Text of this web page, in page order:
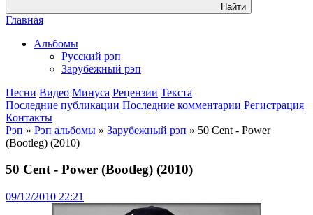
Найти
Главная
Альбомы
Русский рэп
Зарубежный рэп
Песни Видео Минуса Рецензии Текста
Последние публикации Последние комментарии Регистрация
Контакты
Рэп » Рэп альбомы » Зарубежный рэп » 50 Cent - Power
(Bootleg) (2010)
50 Cent - Power (Bootleg) (2010)
09/12/2010 22:21